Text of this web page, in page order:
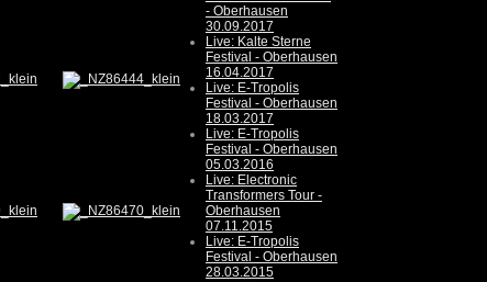
- Oberhausen
30.09.2017
Live: Kalte Sterne
Festival - Oberhausen
16.04.2017
Live: E-Tropolis
Festival - Oberhausen
18.03.2017
Live: E-Tropolis
Festival - Oberhausen
05.03.2016
Live: Electronic
Transformers Tour -
Oberhausen
07.11.2015
Live: E-Tropolis
Festival - Oberhausen
28.03.2015